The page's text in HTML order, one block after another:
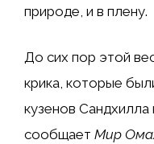
природе, и в плену.
До сих пор этой
крика, которые
кузенов
сообщает Мир